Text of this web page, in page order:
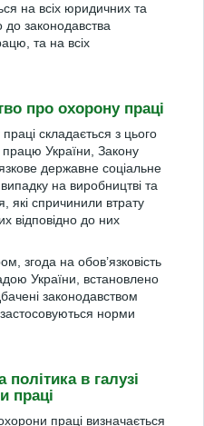
на всіх юридичних та
до законодавства
та на всіх
про охорону праці
складається з цього
працю України, Закону
державне соціальне
на виробництві та
які спричинили втрату
відповідно до них
згода на обов’язковість
України, встановлено
законодавством
норми
в галузі
праці
праці визначається